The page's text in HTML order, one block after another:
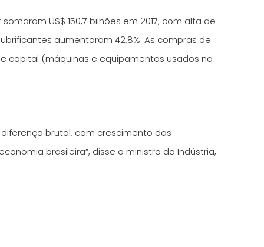
US$ 150,7 bilhões em 2017, com alta de
aumentaram 42,8%. As compras de
capital (máquinas e equipamentos usados na
brutal, com crescimento das
brasileira”, disse o ministro da Indústria,